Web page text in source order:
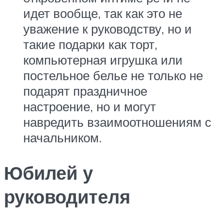
идет вообще, так как это не
уважение к руководству, но и
такие подарки как торт,
компьютерная игрушка или
постельное белье не только не
подарят праздничное
настроение, но и могут
навредить взаимоотношениям с
начальником.
Юбилей у
руководителя